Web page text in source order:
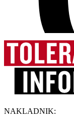
NAKLADNIK: